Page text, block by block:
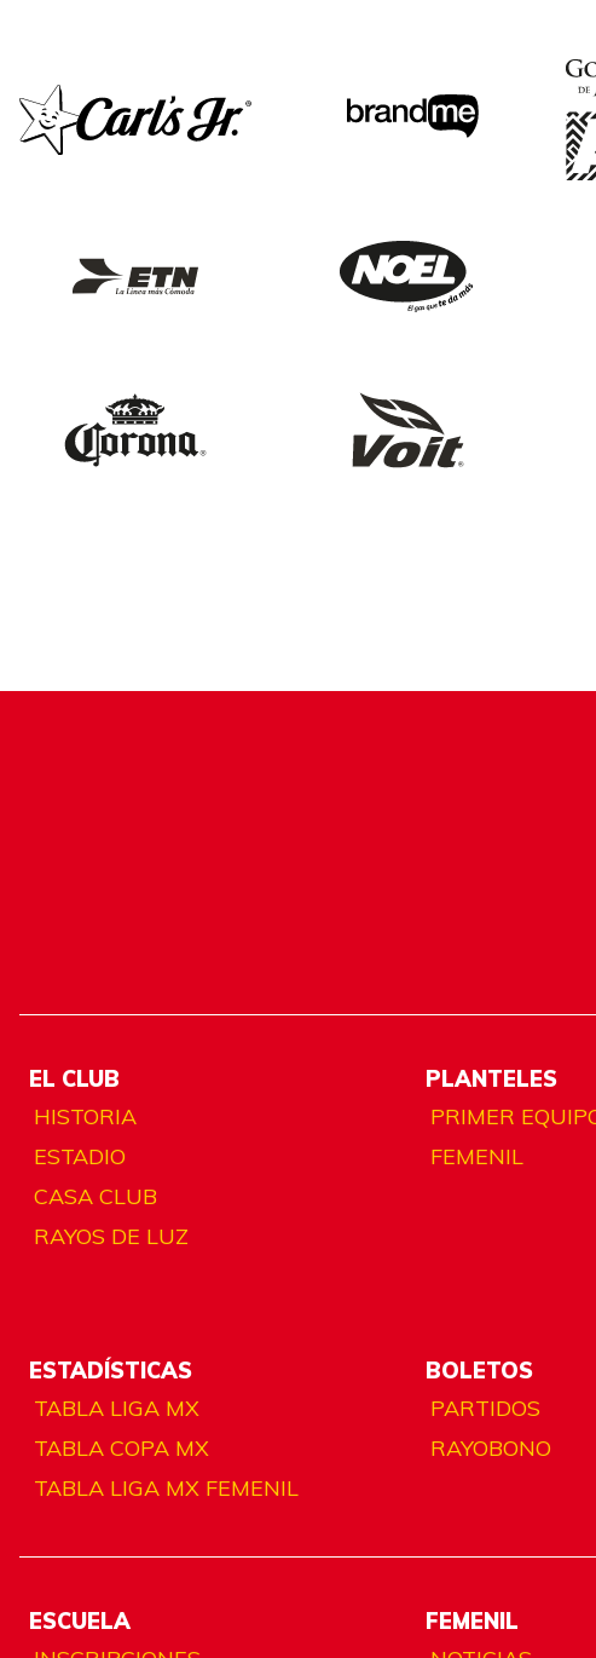
EL CLUB
HISTORIA
ESTADIO
CASA CLUB
RAYOS DE LUZ
PLANTELES
PRIMER
FEMENIL
ESTADÍSTICAS
TABLA LIGA MX
TABLA COPA MX
TABLA LIGA MX FEMENIL
BOLETOS
PARTIDOS
RAYOBONO
ESCUELA
FEMENIL